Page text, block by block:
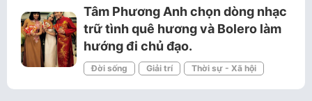
Tâm Phương Anh chọn dòng nhạc
trữ tình quê hương và Bolero làm
hướng đi chủ đạo.
Đời sống Giải trí Thời sự - Xã hội